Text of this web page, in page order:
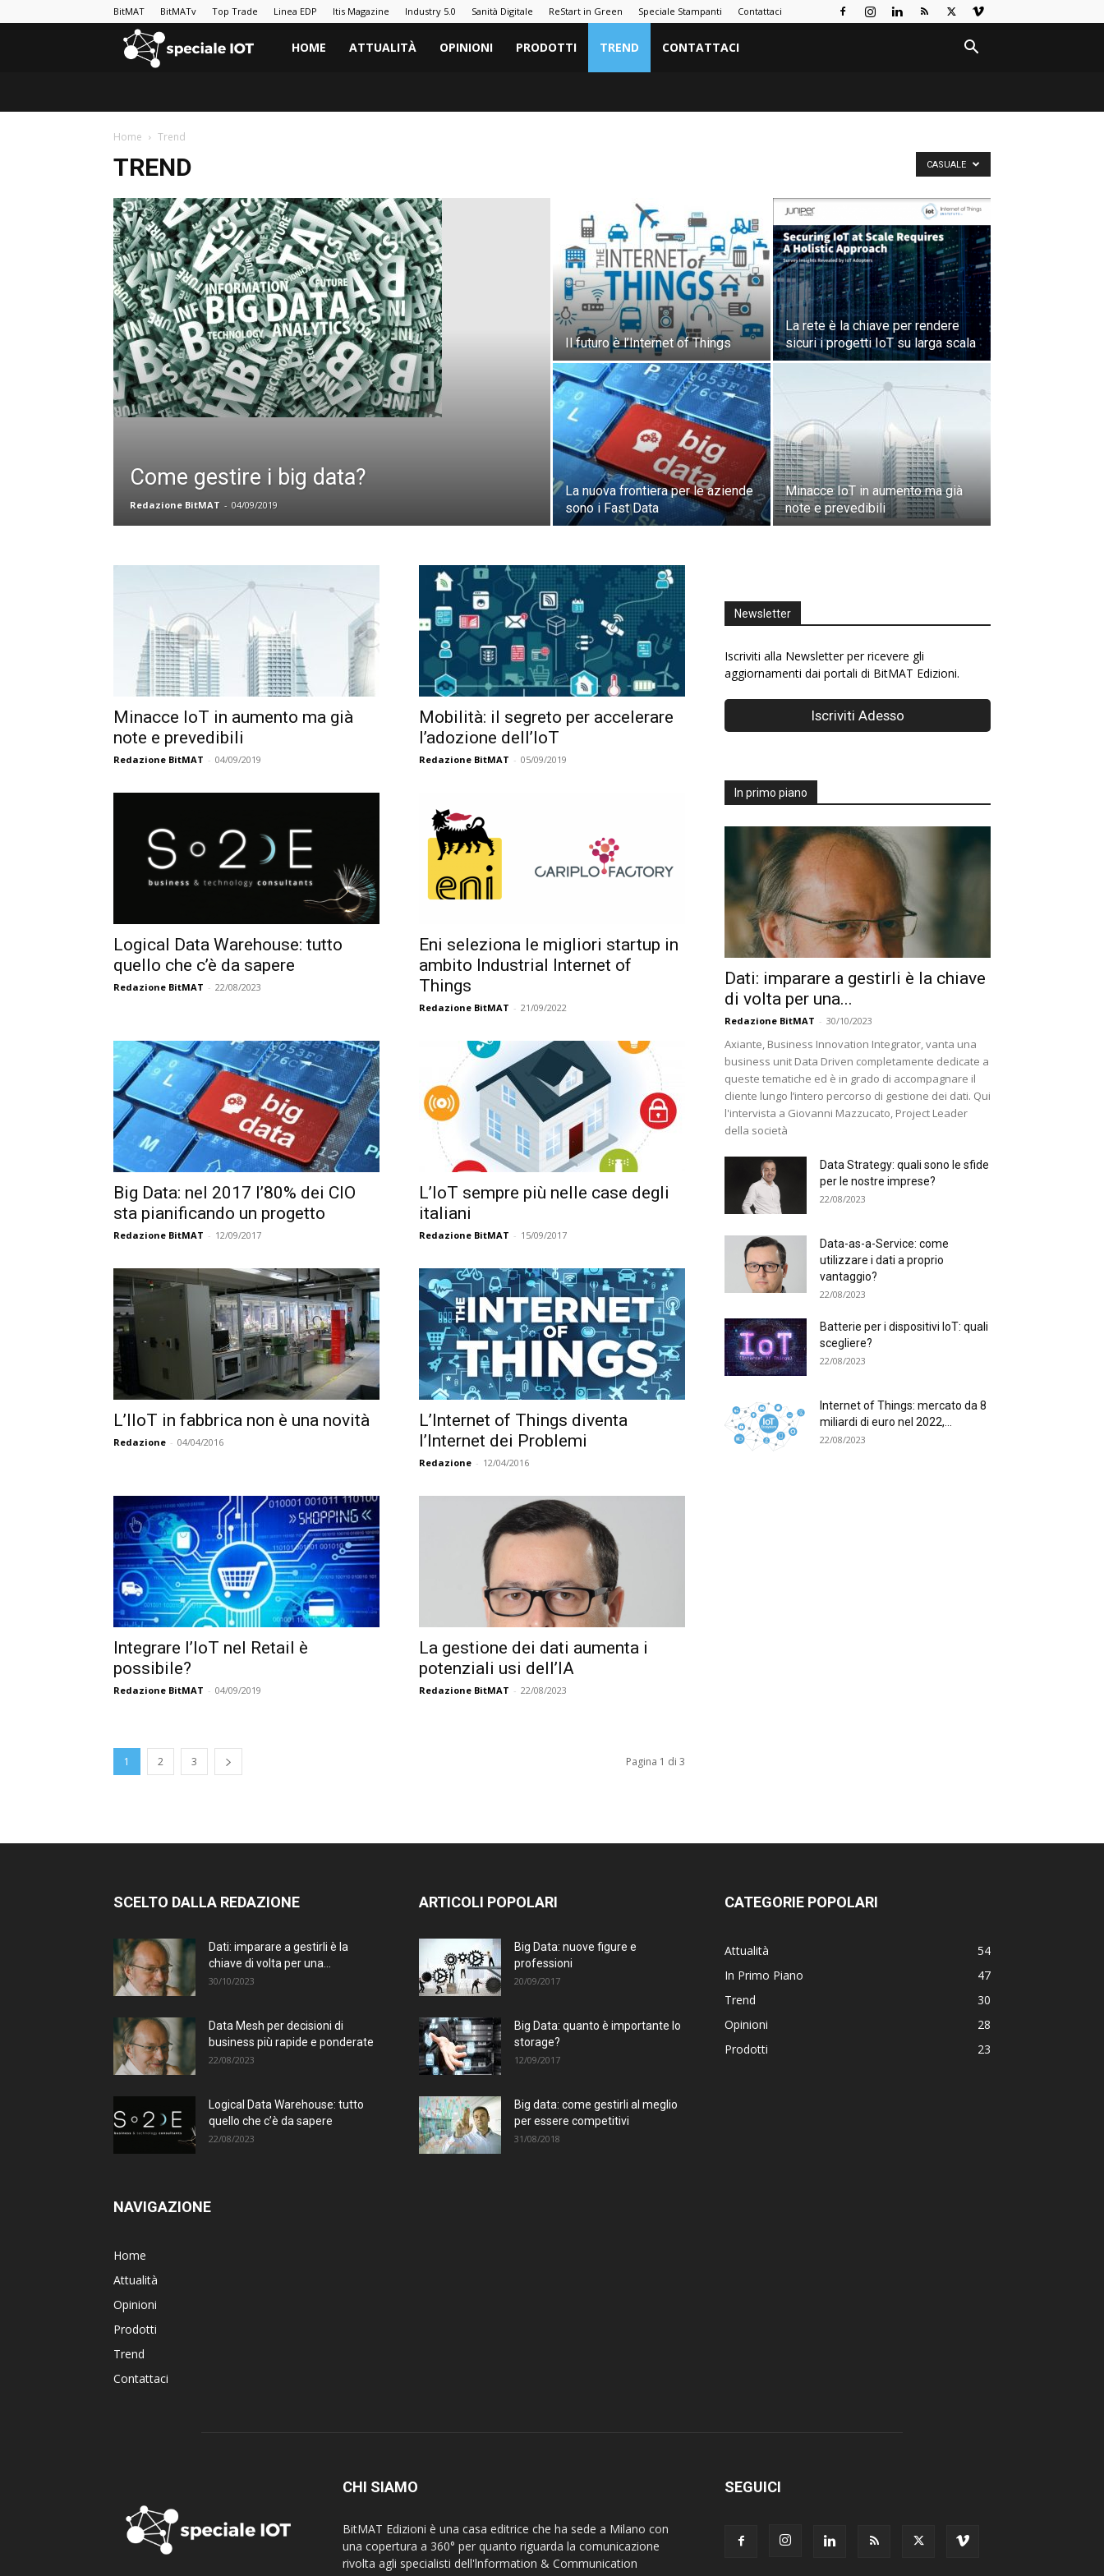
BitMAT BitMATv Top Trade Linea EDP Itis Magazine Industry 5.0 Sanità Digitale ReStart in Green Speciale Stampanti Contattaci
BitMAT
IoT
e
Big
Data
HOME ATTUALITÀ OPINIONI PRODOTTI TREND CONTATTACI
Home Trend
TREND CASUALE
Come gestire i big data?
Redazione BitMAT - 04/09/2019
Il futuro è l’Internet of Things
La rete è la chiave per rendere
sicuri i progetti IoT su larga scala
La nuova frontiera per le aziende
sono i Fast Data
Minacce IoT in aumento ma già
note e prevedibili
Minacce IoT in aumento ma già
note e prevedibili
Redazione BitMAT - 04/09/2019
Mobilità: il segreto per accelerare
l’adozione dell’IoT
Redazione BitMAT - 05/09/2019
Logical Data Warehouse: tutto
quello che c’è da sapere
Redazione BitMAT - 22/08/2023
Eni seleziona le migliori startup in
ambito Industrial Internet of
Things
Redazione BitMAT - 21/09/2022
Big Data: nel 2017 l’80% dei CIO
sta pianificando un progetto
Redazione BitMAT - 12/09/2017
L’IoT sempre più nelle case degli
italiani
Redazione BitMAT - 15/09/2017
L’IIoT in fabbrica non è una novità
Redazione - 04/04/2016
L’Internet of Things diventa
l’Internet dei Problemi
Redazione - 12/04/2016
Integrare l’IoT nel Retail è
possibile?
Redazione BitMAT - 04/09/2019
La gestione dei dati aumenta i
potenziali usi dell’IA
Redazione BitMAT - 22/08/2023
1 2 3 Pagina 1 di 3
Newsletter
Iscriviti alla Newsletter per ricevere gli
aggiornamenti dai portali di BitMAT Edizioni.
In primo piano
Dati: imparare a gestirli è la chiave
di volta per una...
Redazione BitMAT - 30/10/2023
Axiante, Business Innovation Integrator, vanta una
business unit Data Driven completamente dedicate a
queste tematiche ed è in grado di accompagnare il
cliente lungo l’intero percorso di gestione dei dati. Qui
l'intervista a Giovanni Mazzucato, Project Leader
della società
Data Strategy: quali sono le sfide
per le nostre imprese?
22/08/2023
Data-as-a-Service: come
utilizzare i dati a proprio
vantaggio?
22/08/2023
Batterie per i dispositivi IoT: quali
scegliere?
22/08/2023
Internet of Things: mercato da 8
miliardi di euro nel 2022,...
22/08/2023
SCELTO DALLA REDAZIONE
Dati: imparare a gestirli è la
chiave di volta per una...
30/10/2023
Data Mesh per decisioni di
business più rapide e ponderate
22/08/2023
Logical Data Warehouse: tutto
quello che c’è da sapere
22/08/2023
NAVIGAZIONE
Home
Attualità
Opinioni
Prodotti
Trend
Contattaci
ARTICOLI POPOLARI
Big Data: nuove figure e
professioni
20/09/2017
Big Data: quanto è importante lo
storage?
12/09/2017
Big data: come gestirli al meglio
per essere competitivi
31/08/2018
CATEGORIE POPOLARI
Attualità
54
In Primo Piano
47
Trend
30
Opinioni
28
Prodotti
23
CHI SIAMO
BitMAT Edizioni è una casa editrice che ha sede a Milano con
una copertura a 360° per quanto riguarda la comunicazione
rivolta agli specialisti dell'lnformation & Communication
SEGUICI